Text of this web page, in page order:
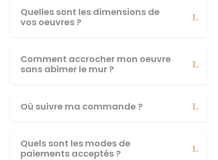
Quelles sont les dimensions de
vos oeuvres ?
Comment accrocher mon oeuvre
sans abîmer le mur ?
Où suivre ma commande ?
Quels sont les modes de
paiements acceptés ?